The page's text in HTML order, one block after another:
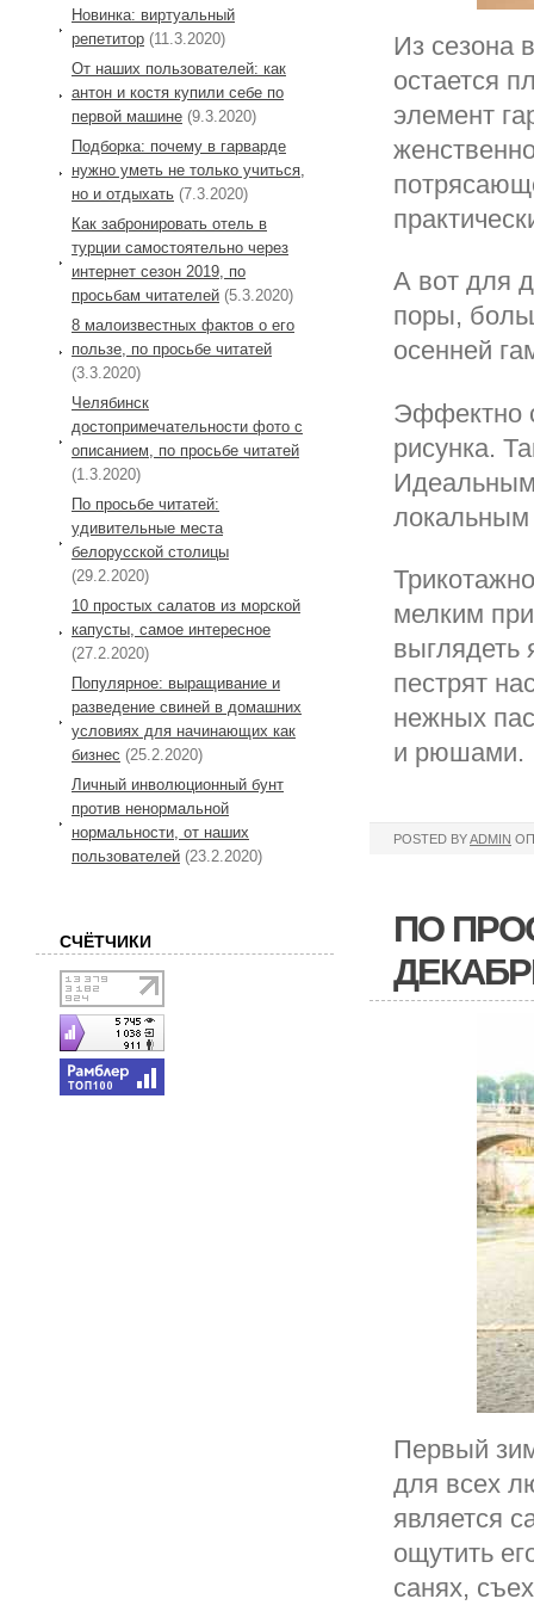
Из сезона
остается
элемент
А вот для
поры,
осенней
Эффектно
рисунка.
Идеальным
мелким
выглядеть
пестрят
нежных
и рюшами.
POSTED BYADMIN
ПО
Первый
для всех
является
ощутить
санях,
Новинка: виртуальный
репетитор (11.3.2020)
От наших пользователей: как
антон и костя купили себе по
первой машине (9.3.2020)
Подборка: почему в гарварде
нужно уметь не только учиться,
но и отдыхать (7.3.2020)
Как забронировать отель в
турции самостоятельно через
интернет сезон 2019, по
просьбам читателей (5.3.2020)
8 малоизвестных фактов о его
пользе, по просьбе читатей
(3.3.2020)
Челябинск
достопримечательности фото с
описанием, по просьбе читатей
(1.3.2020)
По просьбе читатей:
удивительные места
белорусской столицы
(29.2.2020)
10 простых салатов из морской
капусты, самое интересное
(27.2.2020)
Популярное: выращивание и
разведение свиней в домашних
условиях для начинающих как
бизнес (25.2.2020)
Личный инволюционный бунт
против ненормальной
нормальности, от наших
пользователей (23.2.2020)
СЧЁТЧИКИ